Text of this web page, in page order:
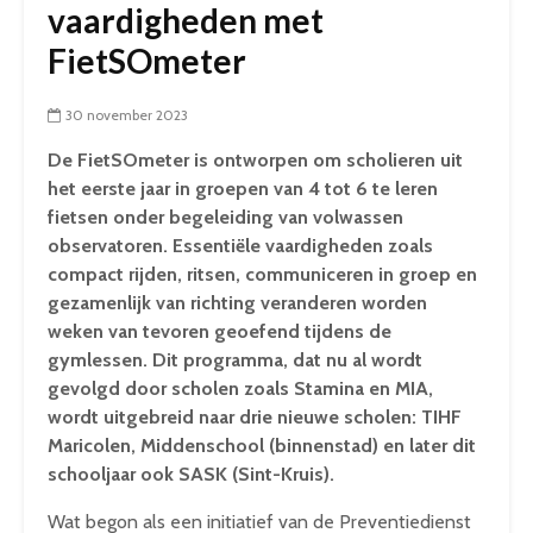
vaardigheden met
FietSOmeter
30 november 2023
De FietSOmeter is ontworpen om scholieren uit
het eerste jaar in groepen van 4 tot 6 te leren
fietsen onder begeleiding van volwassen
observatoren. Essentiële vaardigheden zoals
compact rijden, ritsen, communiceren in groep en
gezamenlijk van richting veranderen worden
weken van tevoren geoefend tijdens de
gymlessen. Dit programma, dat nu al wordt
gevolgd door scholen zoals Stamina en MIA,
wordt uitgebreid naar drie nieuwe scholen: TIHF
Maricolen, Middenschool (binnenstad) en later dit
schooljaar ook SASK (Sint-Kruis).
Wat begon als een initiatief van de Preventiedienst